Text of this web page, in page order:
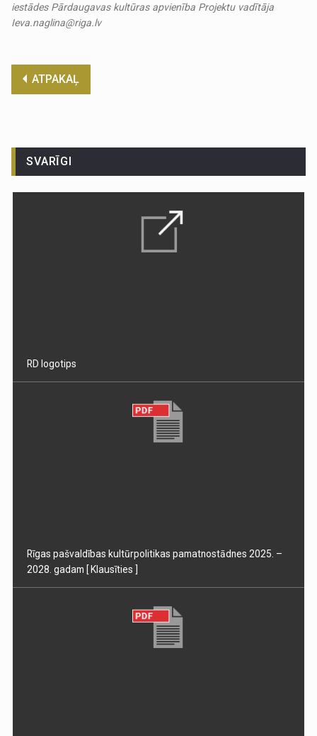
iestādes Pārdaugavas kultūras apvienība Projektu vadītāja
Ieva.naglina@riga.lv
ATPAKAĻ
SVARĪGI
RD logotips
Rīgas pašvaldības kultūrpolitikas pamatnostādnes 2025. –
2028. gadam [ Klausīties ]